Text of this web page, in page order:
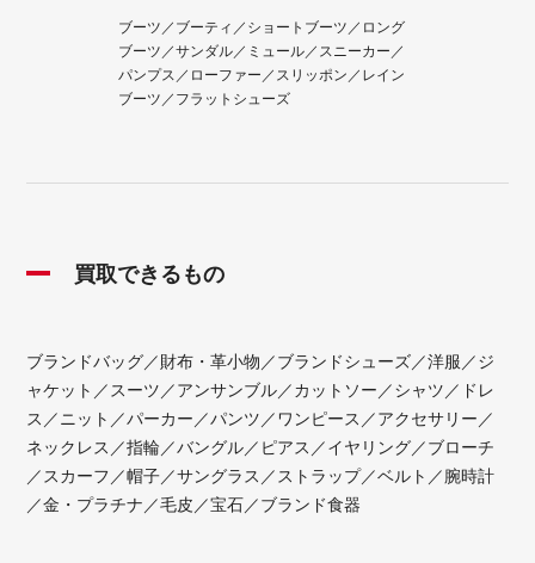
ブーツ／ブーティ／ショートブーツ／ロング
ブーツ／サンダル／ミュール／スニーカー／
パンプス／ローファー／スリッポン／レイン
ブーツ／フラットシューズ
買取できるもの
ブランドバッグ／財布・革小物／ブランドシューズ／洋服／ジ
ャケット／スーツ／アンサンブル／カットソー／シャツ／ドレ
ス／ニット／パーカー／パンツ／ワンピース／アクセサリー／
ネックレス／指輪／バングル／ピアス／イヤリング／ブローチ
／スカーフ／帽子／サングラス／ストラップ／ベルト／腕時計
／金・プラチナ／毛皮／宝石／ブランド食器